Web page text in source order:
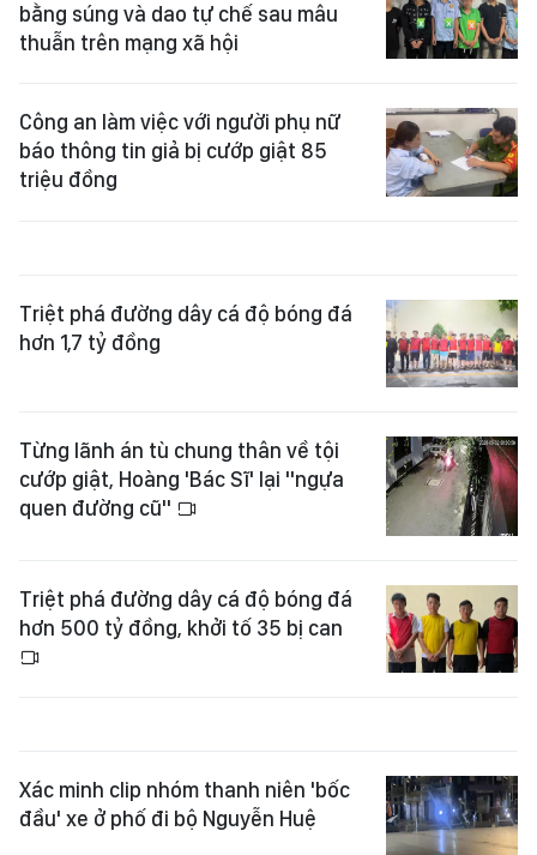
bằng súng và dao tự chế sau mâu
thuẫn trên mạng xã hội
Công an làm việc với người phụ nữ
báo thông tin giả bị cướp giật 85
triệu đồng
Triệt phá đường dây cá độ bóng đá
hơn 1,7 tỷ đồng
Từng lãnh án tù chung thân về tội
cướp giật, Hoàng 'Bác Sĩ' lại "ngựa
quen đường cũ"
Triệt phá đường dây cá độ bóng đá
hơn 500 tỷ đồng, khởi tố 35 bị can
Xác minh clip nhóm thanh niên 'bốc
đầu' xe ở phố đi bộ Nguyễn Huệ